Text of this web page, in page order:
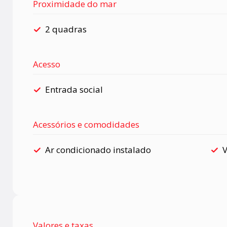
Proximidade do mar
2 quadras
Acesso
Entrada social
Acessórios e comodidades
Ar condicionado instalado